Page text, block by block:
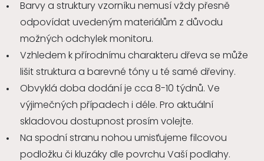
Barvy a struktury vzorníku nemusí vždy přesně
odpovídat uvedeným materiálům z důvodu
možných odchylek monitoru.
Vzhledem k přírodnímu charakteru dřeva se může
lišit struktura a barevné tóny u té samé dřeviny.
Obvyklá doba dodání je cca 8-10 týdnů. Ve
výjimečných případech i déle. Pro aktuální
skladovou dostupnost prosím volejte.
Na spodní stranu nohou umisťujeme filcovou
podložku či kluzáky dle povrchu Vaší podlahy.